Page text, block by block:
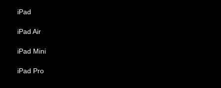
iPad
iPad Air
iPad Mini
iPad Pro